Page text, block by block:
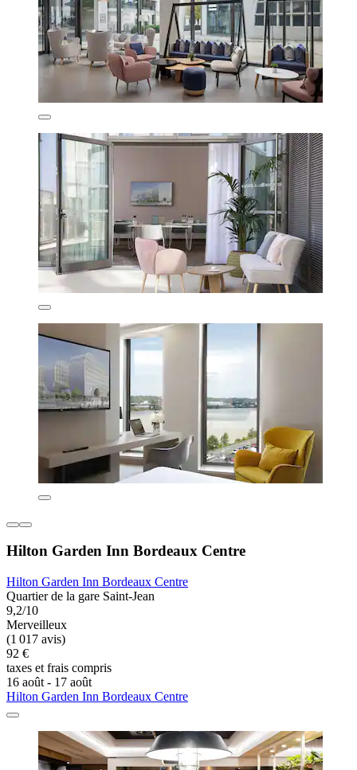
Hilton Garden Inn Bordeaux Centre
Hilton Garden Inn Bordeaux Centre
Quartier de la gare Saint-Jean
9,2/10
Merveilleux
(1 017 avis)
92 €
taxes et frais compris
16 août - 17 août
Hilton Garden Inn Bordeaux Centre